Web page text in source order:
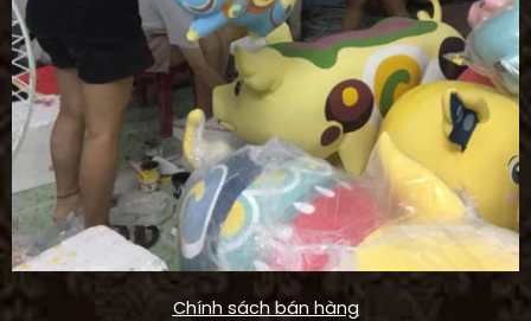
Chính sách bán hàng